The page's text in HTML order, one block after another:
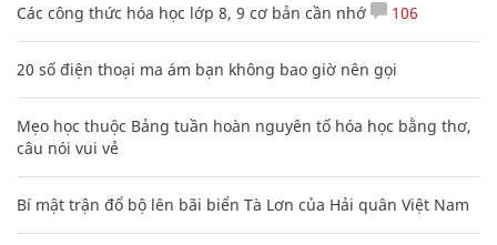
Các công thức hóa học lớp 8, 9 cơ bản cần nhớ 106
20 số điện thoại ma ám bạn không bao giờ nên gọi
Mẹo học thuộc Bảng tuần hoàn nguyên tố hóa học bằng thơ,
câu nói vui vẻ
Bí mật trận đổ bộ lên bãi biển Tà Lơn của Hải quân Việt Nam